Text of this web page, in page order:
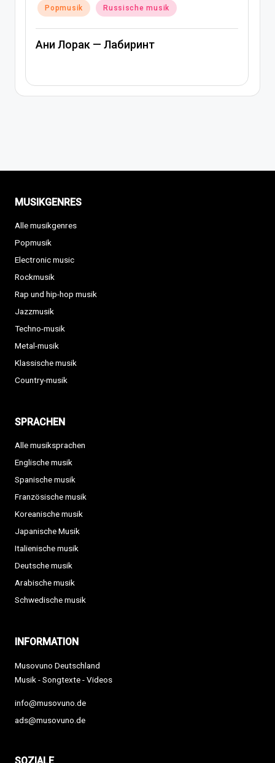
Russische musik
Артем Качер Ани Лорак – Материк
MUSIKGENRES
Alle musikgenres
Popmusik
Electronic music
Rockmusik
Rap und hip-hop musik
Jazzmusik
Techno-musik
Metal-musik
Klassische musik
Country-musik
SPRACHEN
Alle musiksprachen
Englische musik
Spanische musik
Französische musik
Koreanische musik
Japanische Musik
Italienische musik
Deutsche musik
Arabische musik
Schwedische musik
INFORMATION
Musovuno Deutschland
Musik - Songtexte - Videos
info@musovuno.de
ads@musovuno.de